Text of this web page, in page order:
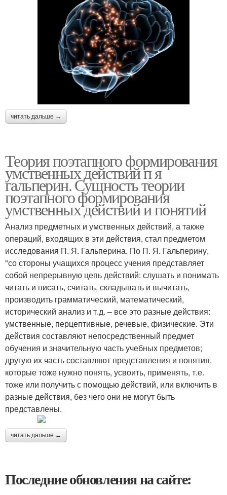
читать дальше →
Теория поэтапного формирования
умственных действий п я
гальперин. Сущность теории
поэтапного формирования
умственных действий и понятий
Анализ предметных и умственных действий, а также
операций, входящих в эти действия, стал предметом
исследования П. Я. Гальперина. По П. Я. Гальперину,
"со стороны учащихся процесс учения представляет
собой непрерывную цепь действий: слушать и понимать
читать и писать, считать, складывать и вычитать,
производить грамматический, математический,
исторический анализ и т.д. – все это разные действия:
умственные, перцептивные, речевые, физические. Эти
действия составляют непосредственный предмет
обучения и значительную часть учебных предметов;
другую их часть составляют представления и понятия,
которые тоже нужно понять, усвоить, применять, т.е.
тоже или получить с помощью действий, или включить в
разные действия, без чего они не могут быть
представлены.
читать дальше →
Последние обновления на сайте: